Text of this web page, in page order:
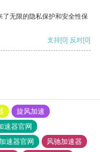
无限的隐私保护和安全性保
支持[0] 反对[0]
旋风加速
速器官网
速器官网
风驰加速器